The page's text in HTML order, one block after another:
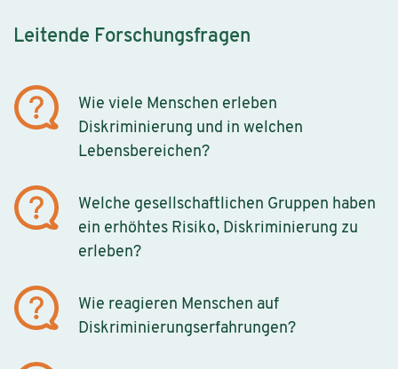
Leitende Forschungsfragen
Wie viele Menschen erleben
Diskriminierung und in welchen
Lebensbereichen?
Welche gesellschaftlichen Gruppen haben
ein erhöhtes Risiko, Diskriminierung zu
erleben?
Wie reagieren Menschen auf
Diskriminierungserfahrungen?